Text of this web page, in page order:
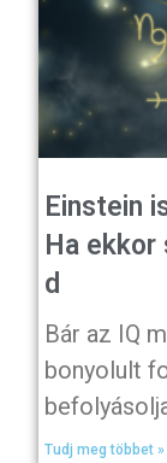
Einstein
Ha ekkor
d
Bár az IQ
bonyolult
Tudj meg többet »